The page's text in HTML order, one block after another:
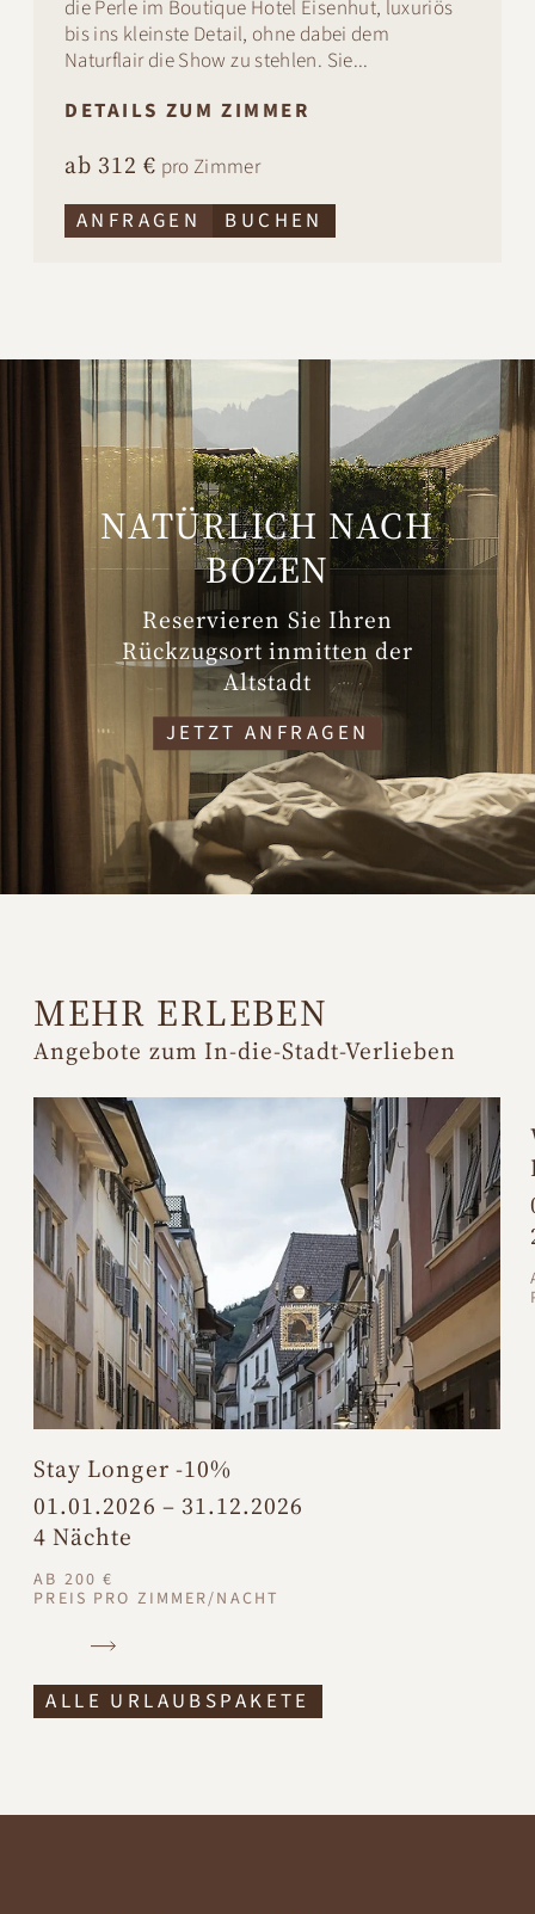
die Perle im Boutique Hotel Eisenhut, luxuriös
bis ins kleinste Detail, ohne dabei dem
Naturflair die Show zu stehlen. Sie...
DETAILS ZUM ZIMMER
ab 312 € pro Zimmer
ANFRAGEN
BUCHEN
NATÜRLICH NACH
BOZEN
Reservieren Sie Ihren
Rückzugsort inmitten der
Altstadt
JETZT ANFRAGEN
MEHR ERLEBEN
Angebote zum In-die-Stadt-Verlieben
Stay Longer -10%
01.01.2026 – 31.12.2026
4 Nächte
AB 200 €
PREIS PRO ZIMMER/NACHT
ALLE URLAUBSPAKETE